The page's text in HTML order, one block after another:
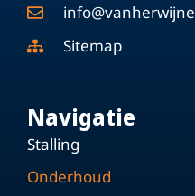
Sitemap
Navigatie
Stalling
Onderhoud